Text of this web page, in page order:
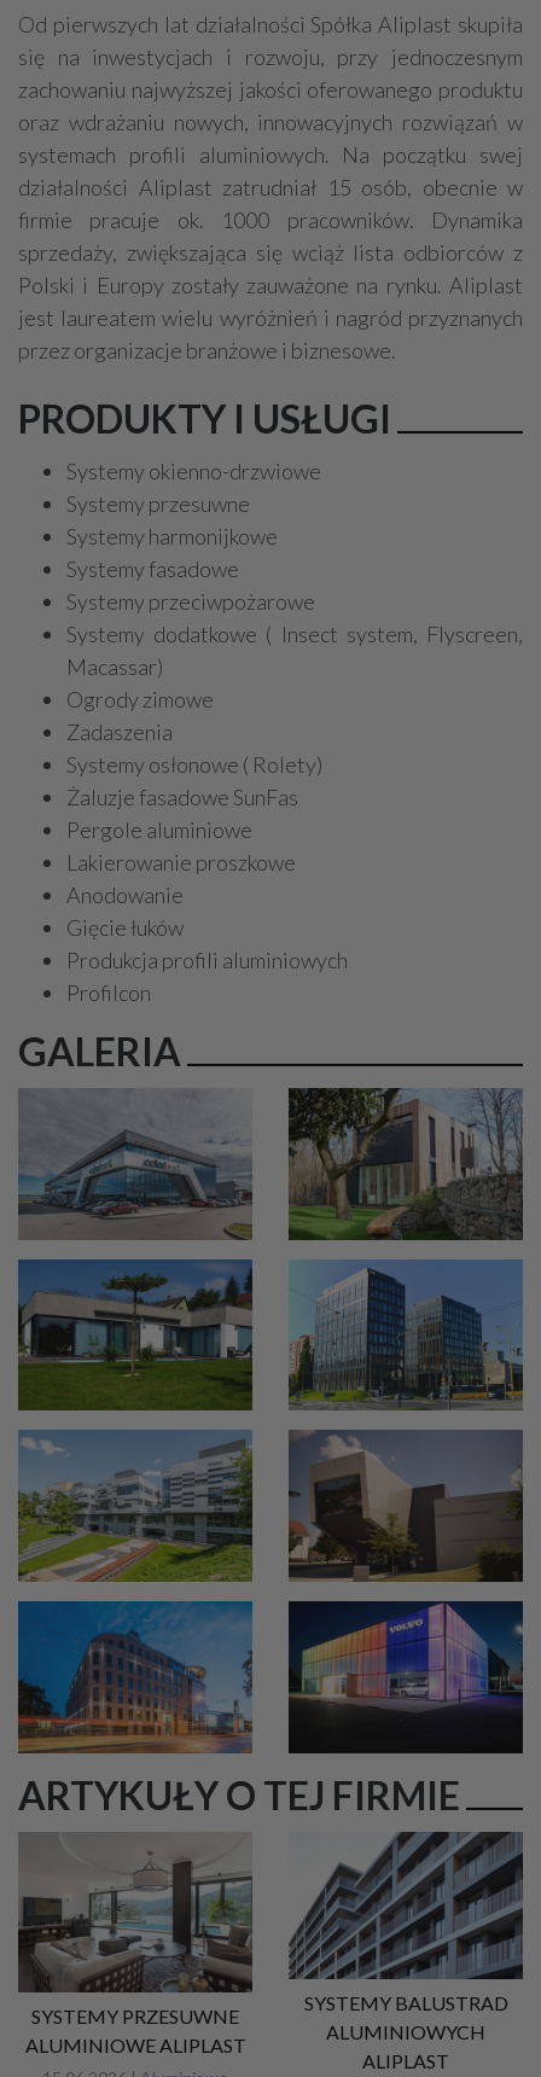
Od pierwszych lat działalności Spółka Aliplast skupiła
się na inwestycjach i rozwoju, przy jednoczesnym
zachowaniu najwyższej jakości oferowanego produktu
oraz wdrażaniu nowych, innowacyjnych rozwiązań w
systemach profili aluminiowych. Na początku swej
działalności Aliplast zatrudniał 15 osób, obecnie w
firmie pracuje ok. 1000 pracowników. Dynamika
sprzedaży, zwiększająca się wciąż lista odbiorców z
Polski i Europy zostały zauważone na rynku. Aliplast
jest laureatem wielu wyróżnień i nagród przyznanych
przez organizacje branżowe i biznesowe.
PRODUKTY I USŁUGI
Systemy okienno-drzwiowe
Systemy przesuwne
Systemy harmonijkowe
Systemy fasadowe
Systemy przeciwpożarowe
Systemy dodatkowe ( Insect system, Flyscreen,
Macassar)
Ogrody zimowe
Zadaszenia
Systemy osłonowe ( Rolety)
Żaluzje fasadowe SunFas
Pergole aluminiowe
Lakierowanie proszkowe
Anodowanie
Gięcie łuków
Produkcja profili aluminiowych
Profilcon
GALERIA
ARTYKUŁY O TEJ FIRMIE
SYSTEMY PRZESUWNE
ALUMINIOWE ALIPLAST
SYSTEMY BALUSTRAD
ALUMINIOWYCH
ALIPLAST